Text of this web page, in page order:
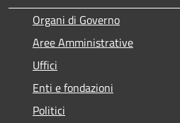
Organi di Governo
Aree Amministrative
Uffici
Enti e fondazioni
Politici